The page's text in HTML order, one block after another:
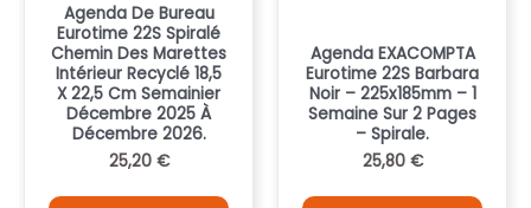
Agenda De Bureau
Eurotime 22S Spiralé
Chemin Des Marettes
Intérieur Recyclé 18,5
X 22,5 Cm Semainier
Décembre 2025 À
Décembre 2026.
25,20 €
Agenda EXACOMPTA
Eurotime 22S Barbara
Noir – 225x185mm – 1
Semaine Sur 2 Pages
– Spirale.
25,80 €